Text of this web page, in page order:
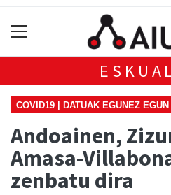
COVID19 | DATUAK EGUNEZ EGUN
Andoainen,
Amasa-
zenbatu dira